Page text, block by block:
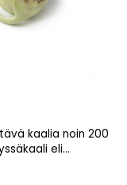
kaalia noin 200
eli...